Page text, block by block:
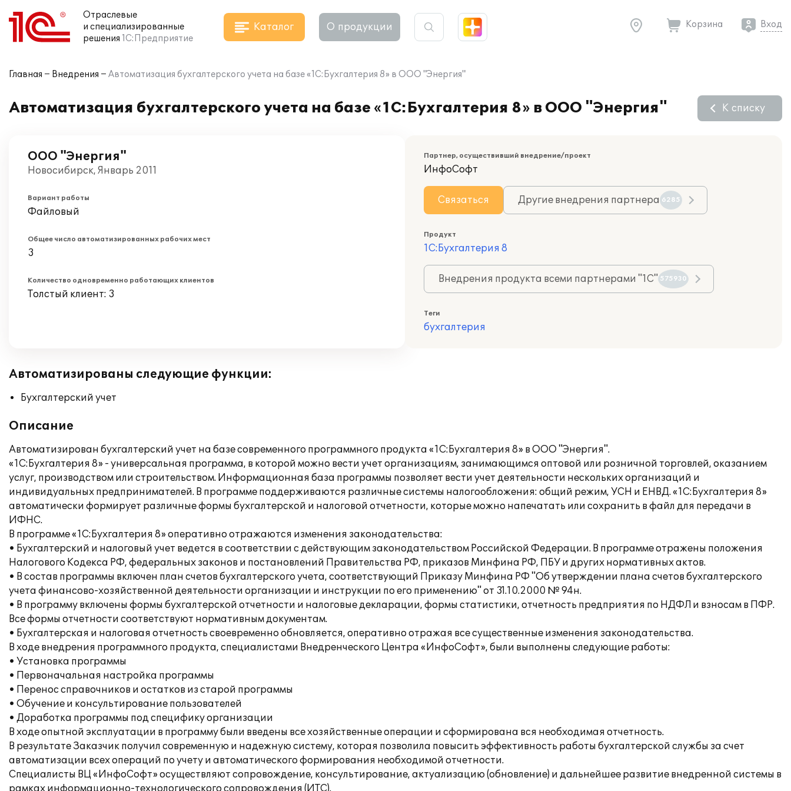
Отраслевые
и специализированные
решения 1С:Предприятие
Каталог О продукции Корзина Вход
Главная Внедрения Автоматизация бухгалтерского учета на базе «1С:Бухгалтерия 8» в ООО "Энергия"
Автоматизация бухгалтерского учета на базе «1С:Бухгалтерия 8» в ООО "Энергия" К списку
ООО "Энергия"
Новосибирск, Январь 2011
Вариант работы
Файловый
Общее число автоматизированных рабочих мест
3
Количество одновременно работающих клиентов
Толстый клиент: 3
Партнер, осуществивший внедрение/проект
ИнфоСофт
Связаться Другие внедрения партнера 6285
Продукт
1С:Бухгалтерия 8
Внедрения продукта всеми партнерами "1С" 575930
Теги
бухгалтерия
Автоматизированы следующие функции:
Бухгалтерский учет
Описание
Автоматизирован бухгалтерский учет на базе современного программного продукта «1С:Бухгалтерия 8» в ООО "Энергия".
«1С:Бухгалтерия 8» - универсальная программа, в которой можно вести учет организациям, занимающимся оптовой или розничной торговлей, оказанием
услуг, производством или строительством. Информационная база программы позволяет вести учет деятельности нескольких организаций и
индивидуальных предпринимателей. В программе поддерживаются различные системы налогообложения: общий режим, УСН и ЕНВД. «1С:Бухгалтерия 8»
автоматически формирует различные формы бухгалтерской и налоговой отчетности, которые можно напечатать или сохранить в файл для передачи в
ИФНС.
В программе «1С:Бухгалтерия 8» оперативно отражаются изменения законодательства:
• Бухгалтерский и налоговый учет ведется в соответствии с действующим законодательством Российской Федерации. В программе отражены положения
Налогового Кодекса РФ, федеральных законов и постановлений Правительства РФ, приказов Минфина РФ, ПБУ и других нормативных актов.
• В состав программы включен план счетов бухгалтерского учета, соответствующий Приказу Минфина РФ "Об утверждении плана счетов бухгалтерского
учета финансово-хозяйственной деятельности организации и инструкции по его применению" от 31.10.2000 № 94н.
• В программу включены формы бухгалтерской отчетности и налоговые декларации, формы статистики, отчетность предприятия по НДФЛ и взносам в ПФР.
Все формы отчетности соответствуют нормативным документам.
• Бухгалтерская и налоговая отчетность своевременно обновляется, оперативно отражая все существенные изменения законодательства.
В ходе внедрения программного продукта, специалистами Внедренческого Центра «ИнфоСофт», были выполнены следующие работы:
• Установка программы
• Первоначальная настройка программы
• Перенос справочников и остатков из старой программы
• Обучение и консультирование пользователей
• Доработка программы под специфику организации
В ходе опытной эксплуатации в программу были введены все хозяйственные операции и сформирована вся необходимая отчетность.
В результате Заказчик получил современную и надежную систему, которая позволила повысить эффективность работы бухгалтерской службы за счет
автоматизации всех операций по учету и автоматического формирования необходимой отчетности.
Специалисты ВЦ «ИнфоСофт» осуществляют сопровождение, консультирование, актуализацию (обновление) и дальнейшее развитие внедренной системы в
рамках информационно-технологического сопровождения (ИТС).